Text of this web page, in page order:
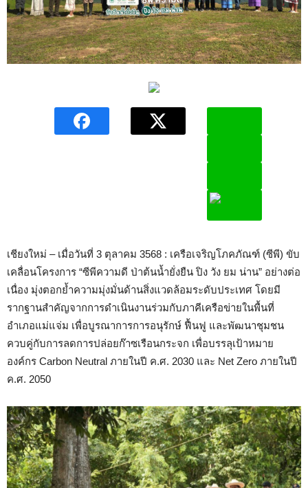
เชียงใหม่ – เมื่อวันที่ 3 ตุลาคม 3568 : เครือเจริญโภคภัณฑ์ (ซีพี) ขับ
เคลื่อนโครงการ “ซีพีความดี ป่าต้นน้ำยั่งยืน ปิง วัง ยม น่าน” อย่างต่อ
เนื่อง มุ่งตอกย้ำความมุ่งมั่นด้านสิ่งแวดล้อมระดับประเทศ โดยมี
รากฐานสำคัญจากการดำเนินงานร่วมกับภาคีเครือข่ายในพื้นที่
อำเภอแม่แจ่ม เพื่อบูรณาการการอนุรักษ์ ฟื้นฟู และพัฒนาชุมชน
ควบคู่กับการลดการปล่อยก๊าซเรือนกระจก เพื่อบรรลุเป้าหมาย
องค์กร Carbon Neutral ภายในปี ค.ศ. 2030 และ Net Zero ภายในปี
ค.ศ. 2050